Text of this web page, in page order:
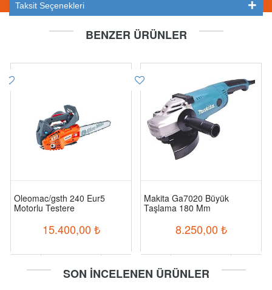
Taksit Seçenekleri
BENZER ÜRÜNLER
Oleomac/gsth 240 Eur5
Motorlu Testere
15.400,00 ₺
Makita Ga7020 Büyük
Taşlama 180 Mm
8.250,00 ₺
SON İNCELENEN ÜRÜNLER